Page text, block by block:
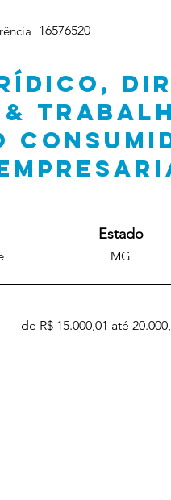
16576520
Estado
MG
de R$ 15.000,01 até